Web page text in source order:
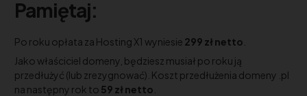
Pamiętaj:
Po roku opłata za Hosting X1 wyniesie 299 zł netto
Jako właściciel domeny, będziesz musiał po roku ją
przedłużyć (lub zrezygnować). Koszt przedłużenia domeny .pl
na następny rok to 59 zł netto